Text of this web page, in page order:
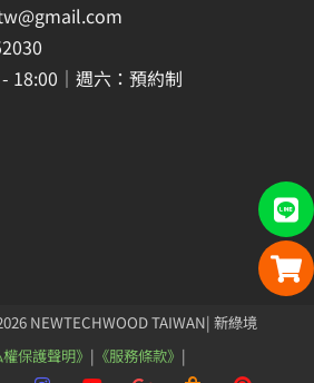
18:00｜週六：預約制
NEWTECHWOOD TAIWAN| 新綠境
權保護聲明》 | 《服務條款》 |